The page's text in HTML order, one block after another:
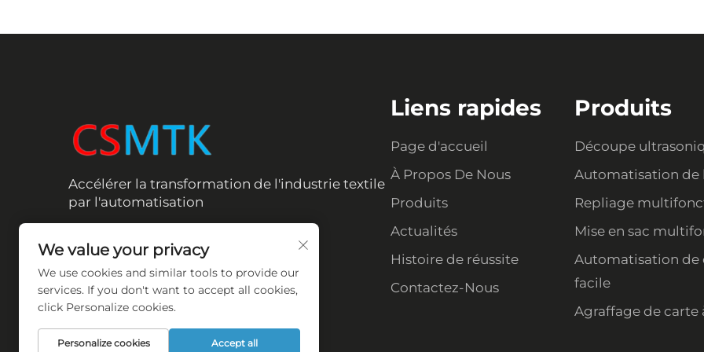
Accélérer la transformation de l'industrie textile
par l'automatisation
Liens rapides
Page d'accueil
À Propos De Nous
Produits
Actualités
Histoire de réussite
Contactez-Nous
Produits
Découpe
Automatisation de
Repliage
Mise en sac
Automatisation de
facile
Agraffage de carte
We value your privacy
We use cookies and similar tools to provide our
services. If you don't want to accept all cookies,
click Personalize cookies.
Personalize cookies Accept all